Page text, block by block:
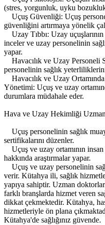
(stres, yorgunluk, uyku
Uçuş Güvenliği: Uçuş
güvenliğini artırmaya yönelik
Uzay Tıbbı: Uzay
inceler ve uzay personelinin
yapar.
Havacılık ve Uzay Personeli
personelinin sağlık
Havacılık ve Uzay
Yönetimi: Uçuş ve uzay
durumlara müdahale eder.
Hava ve Uzay Hekimliği
Uçuş personelinin sağlık
sertifikalarını düzenler.
Uçuş ve uzay ortamının
hakkında araştırmalar yapar.
Uçuş ve uzay personelinin
verir. Kütahya ili, sağlık
yapıya sahiptir. Uzman
farklı branşlarda hizmet veren
dikkat çekmektedir. Kütahya,
hizmetleriyle ön plana
Kütahya'de sağlığınız güvende.